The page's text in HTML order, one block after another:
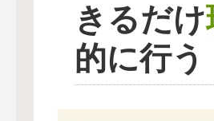
きるだけ
的に行う